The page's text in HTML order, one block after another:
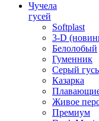
Чучела
гусей
Softplast
3-D
Белолобый
Гуменник
Серый гусь
Казарка
Живое
Премиум